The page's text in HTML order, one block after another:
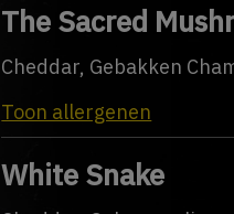
The Sacred
Cheddar, Gebakken
Toon allergenen
White Snake